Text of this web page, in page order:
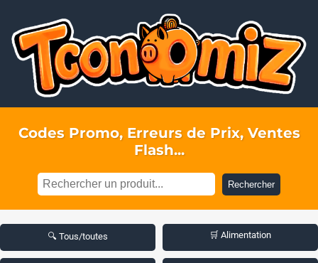
Codes Promo, Erreurs de Prix, Ventes
Flash...
Rechercher
🔍 Tous/toutes 🛒 Alimentation